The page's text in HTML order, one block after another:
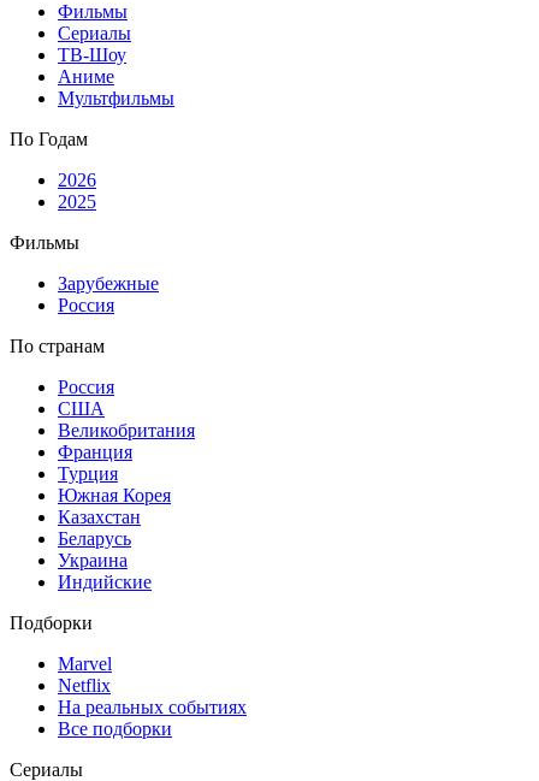
Фильмы
Сериалы
ТВ-Шоу
Аниме
Мультфильмы
По Годам
2026
2025
Фильмы
Зарубежные
Россия
По странам
Россия
США
Великобритания
Франция
Турция
Южная Корея
Казахстан
Беларусь
Украина
Индийские
Подборки
Marvel
Netflix
На реальных событиях
Все подборки
Сериалы